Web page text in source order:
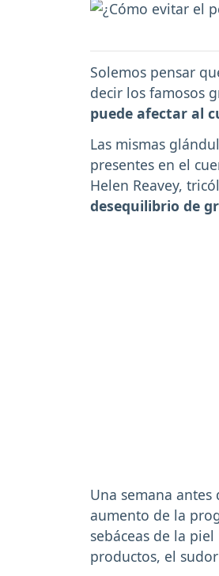
Solemos pensar
decir los famosos
puede afectar al
Las mismas
presentes en el
Helen Reavey,
desequilibrio de
Una semana
aumento de la
sebáceas de la
productos, el